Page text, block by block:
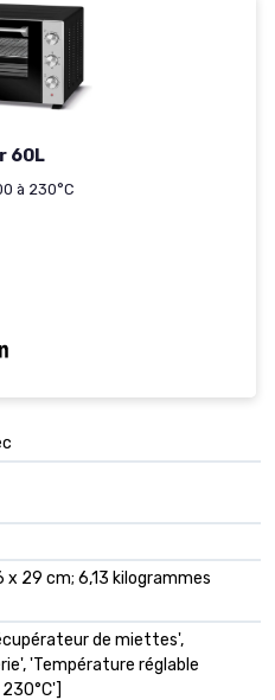
60L
à 230°C
x 29 cm; 6,13 kilogrammes
de miettes',
'Température réglable